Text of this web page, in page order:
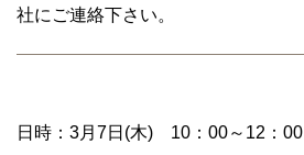
社にご連絡下さい。
日時：3月7日(木) 10：00～12：00